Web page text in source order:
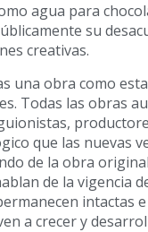
agua para
su
creativas.
una obra como
Todas las obras
que las nuevas
de la obra
de la vigencia
intactas
a crecer y